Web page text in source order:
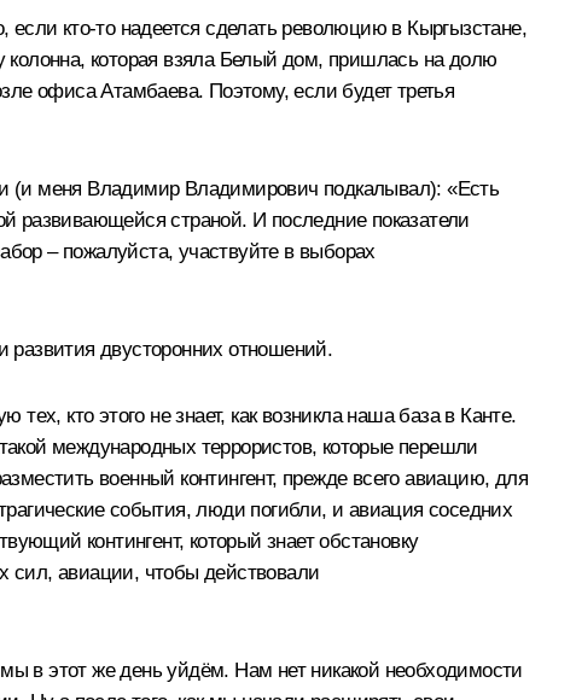
кто-то надеется сделать революцию в Кыргызстане,
которая взяла Белый дом, пришлась на долю
офиса Атамбаева. Поэтому, если будет третья
(и меня Владимир Владимирович подкалывал): «Есть
развивающейся страной. И последние показатели
– пожалуйста, участвуйте в выборах
двусторонних отношений.
кто этого не знает, как возникла наша база в Канте.
международных террористов, которые перешли
военный контингент, прежде всего авиацию, для
события, люди погибли, и авиация соседних
контингент, который знает обстановку
сил, авиации, чтобы действовали
в этот же день уйдём. Нам нет никакой необходимости